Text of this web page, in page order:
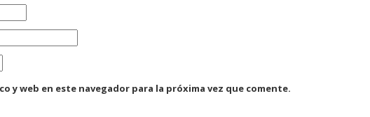
y web en este navegador para la próxima vez que comente.